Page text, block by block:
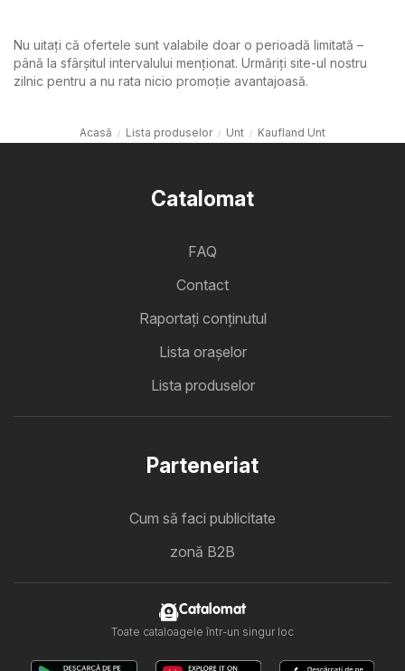
Nu uitați că ofertele sunt valabile doar o perioadă limitată –
până la sfârșitul intervalului menționat. Urmăriți site-ul nostru
zilnic pentru a nu rata nicio promoție avantajoasă.
Acasă Lista produselor Unt Kaufland Unt
Catalomat
FAQ
Contact
Raportați conținutul
Lista oraşelor
Lista produselor
Parteneriat
Cum să faci publicitate
zonă B2B
Catalomat
Toate cataloagele într-un singur loc